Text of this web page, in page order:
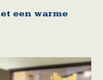
een warme